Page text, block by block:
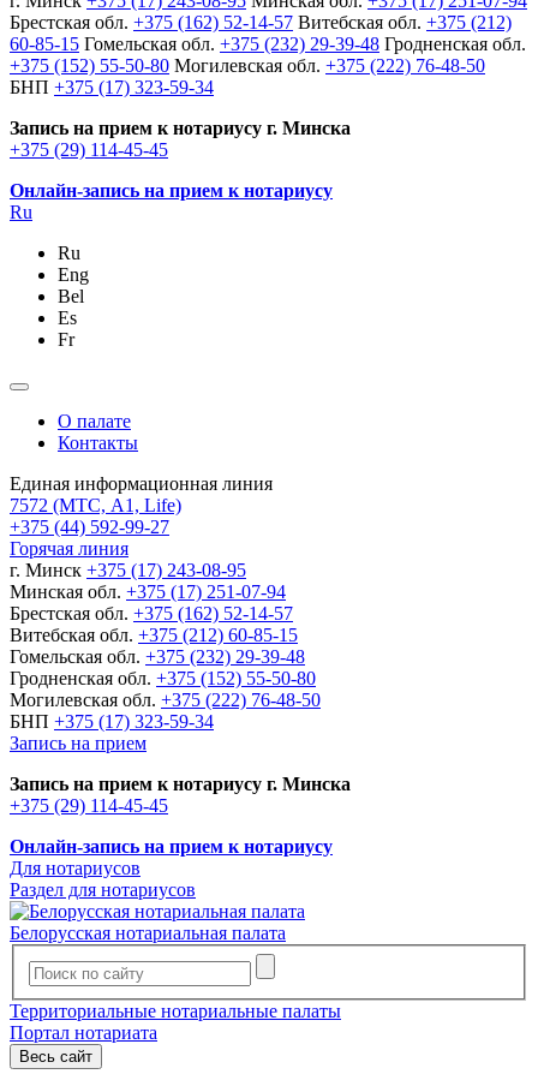
Брестская обл. +375 (162) 52-14-57 Витебская обл. +375 (212)
60-85-15 Гомельская обл. +375 (232) 29-39-48 Гродненская обл.
+375 (152) 55-50-80 Могилевская обл. +375 (222) 76-48-50
БНП +375 (17) 323-59-34
Запись на прием к нотариусу г. Минска
+375 (29) 114-45-45
Онлайн-запись на прием к нотариусу
Ru
Ru
Eng
Bel
Es
Fr
О палате
Контакты
Единая информационная линия
7572 (МТС, A1, Life)
+375 (44) 592-99-27
Горячая линия
г. Минск +375 (17) 243-08-95
Минская обл. +375 (17) 251-07-94
Брестская обл. +375 (162) 52-14-57
Витебская обл. +375 (212) 60-85-15
Гомельская обл. +375 (232) 29-39-48
Гродненская обл. +375 (152) 55-50-80
Могилевская обл. +375 (222) 76-48-50
БНП +375 (17) 323-59-34
Запись на прием
Запись на прием к нотариусу г. Минска
+375 (29) 114-45-45
Онлайн-запись на прием к нотариусу
Для нотариусов
Раздел для нотариусов
Белорусская нотариальная палата
Территориальные нотариальные палаты
Портал нотариата
Весь сайт